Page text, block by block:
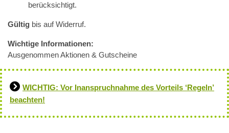
berücksichtigt.
Gültig bis auf Widerruf.
Wichtige Informationen:
Ausgenommen Aktionen & Gutscheine
WICHTIG: Vor Inanspruchnahme des Vorteils ‘Regeln’
beachten!